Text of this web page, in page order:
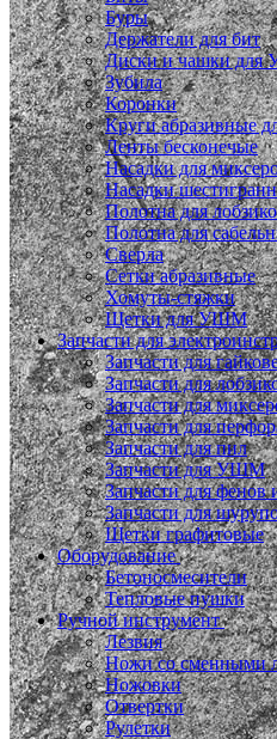
Буры
Держатели для бит
Диски и чашки
Зубила
Коронки
Круги абразивные
Ленты бесконечые
Насадки для
Насадки
Полотна для
Полотна для
Сверла
Сетки абразивные
Хомуты-стяжки
Щетки для УШМ
Запчасти для
Запчасти для
Запчасти для
Запчасти для
Запчасти для
Запчасти для пил
Запчасти для УШМ
Запчасти для фенов
Запчасти для
Щетки графитовые
Оборудование
Бетоносмесители
Тепловые пушки
Ручной инструмент
Лезвия
Ножи со сменными
Ножовки
Отвертки
Рулетки